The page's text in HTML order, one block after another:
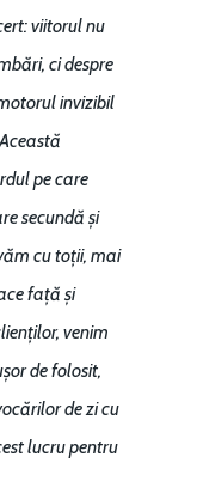
viitorul nu
ci despre
invizibil
pe care
secundă și
cu toții, mai
față și
venim
de folosit,
de zi cu
lucru pentru